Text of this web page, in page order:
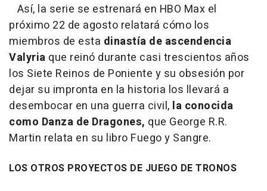
Así, la serie se estrenará en HBO Max el
próximo 22 de agosto relatará cómo los
miembros de esta dinastía de ascendencia
Valyria que reinó durante casi trescientos años
los Siete Reinos de Poniente y su obsesión por
dejar su impronta en la historia los llevará a
desembocar en una guerra civil, la conocida
como Danza de Dragones, que George R.R.
Martin relata en su libro Fuego y Sangre.
LOS OTROS PROYECTOS DE JUEGO DE TRONOS